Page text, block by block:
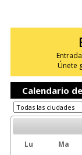
Únete
Calendario
Lu Ma